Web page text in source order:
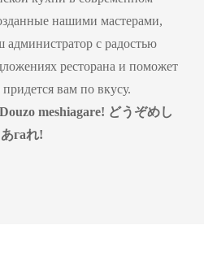
нашими мастерами,
администратор с радостью
ресторана и поможет
вам по вкусу.
Douzo meshiagare! どうぞめし
あгаれ!